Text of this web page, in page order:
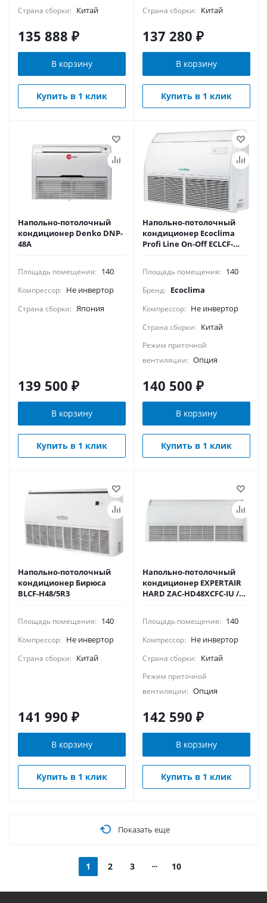
Страна сборки: Китай
135 888 ₽
В корзину
Купить в 1 клик
Страна сборки: Китай
137 280 ₽
В корзину
Купить в 1 клик
Напольно-потолочный
кондиционер Denko DNP-
48A
Площадь помещения: 140
Компрессор: Не инвертор
Страна сборки: Япония
139 500 ₽
В корзину
Купить в 1 клик
Напольно-потолочный
кондиционер Ecoclima
Profi Line On-Off ECLCF-
Площадь помещения: 140
Бренд: Ecoclima
Компрессор: Не инвертор
Страна сборки: Китай
Режим приточной
вентиляции: Опция
140 500 ₽
В корзину
Купить в 1 клик
Напольно-потолочный
кондиционер Бирюса
BLCF-H48/5R3
Площадь помещения: 140
Компрессор: Не инвертор
Страна сборки: Китай
141 990 ₽
В корзину
Купить в 1 клик
Напольно-потолочный
кондиционер EXPERTAIR
HARD ZAC-HD48XCFC-IU /
Площадь помещения: 140
Компрессор: Не инвертор
Страна сборки: Китай
Режим приточной
вентиляции: Опция
142 590 ₽
В корзину
Купить в 1 клик
Показать еще
1 2 3 10